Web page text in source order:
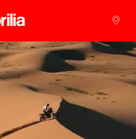
zurück zum Hauptinhalt